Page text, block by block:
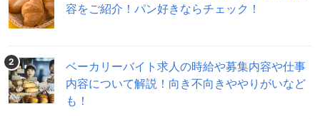
容をご紹介！パン好きならチェック！
2
ベーカリーバイト求人の時給や募集内容や仕事
内容について解説！向き不向きややりがいなど
も！